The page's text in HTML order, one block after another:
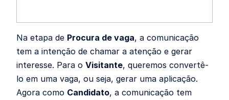
Na etapa de Procura de vaga, a comunicação
tem a intenção de chamar a atenção e gerar
interesse. Para o Visitante, queremos convertê-
lo em uma vaga, ou seja, gerar uma aplicação.
Agora como Candidato, a comunicação tem